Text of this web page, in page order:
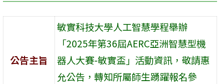
公告主旨
敏實科技大學人工智慧學程舉辦
「2025年第36屆AERC亞洲智慧型機
器人大賽-敏實盃」活動資訊，敬請惠
允公告，轉知所屬師生踴躍報名參